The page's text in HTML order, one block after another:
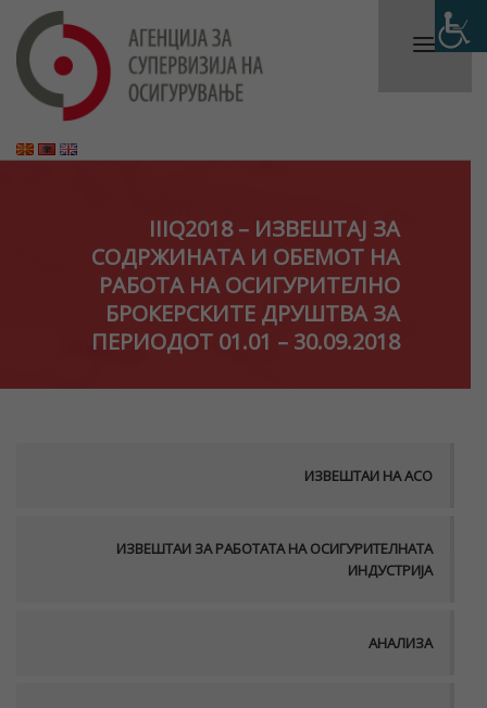
IIIQ2018 – ИЗВЕШТАЈ ЗА
СОДРЖИНАТА И ОБЕМОТ НА
РАБОТА НА ОСИГУРИТЕЛНО
БРОКЕРСКИТЕ ДРУШТВА ЗА
ПЕРИОДОТ 01.01 – 30.09.2018
ИЗВЕШТАИ НА АСО
ИЗВЕШТАИ ЗА РАБОТАТА НА ОСИГУРИТЕЛНАТА
ИНДУСТРИЈА
АНАЛИЗА